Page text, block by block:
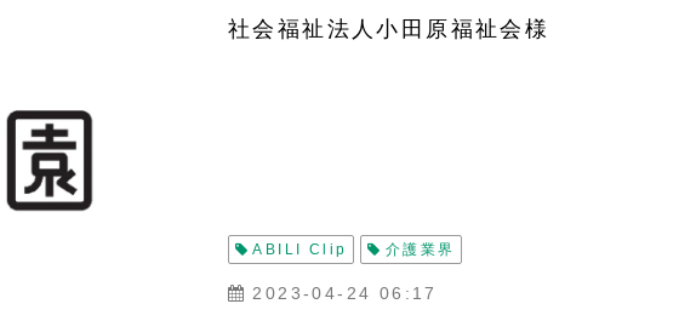
社会福祉法人小田原福祉会様
ABILI Clip 介護業界
2023-04-24 06:17